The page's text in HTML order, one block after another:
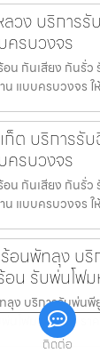
วง บริการ
ครบวงจร
น กันเสียง กันรั่ว
แบบครบวงจร ใ
ก็ต บริการรั
ครบวงจร
น กันเสียง กันรั่ว
แบบครบวงจร ใ
อนพัทลุง บริ
น รับพ่นโฟม
ลุง บริการรับพ่น
นโฟมกันเสียง ราค
ติดต่อ